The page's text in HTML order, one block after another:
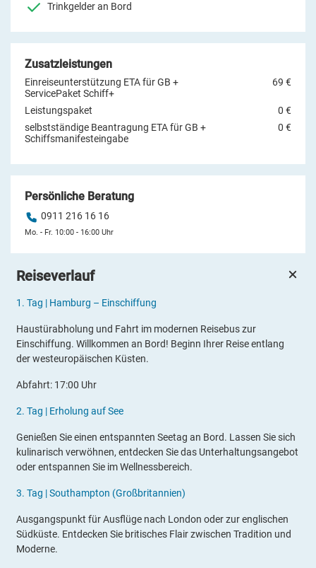
Reiseverlauf
1. Tag | Hamburg – Einschiffung
Haustürabholung und Fahrt im modernen Reisebus zur
Einschiffung. Willkommen an Bord! Beginn Ihrer Reise entlang
der westeuropäischen Küsten.
Abfahrt: 17:00 Uhr
2. Tag | Erholung auf See
Genießen Sie einen entspannten Seetag an Bord. Lassen Sie sich
kulinarisch verwöhnen, entdecken Sie das Unterhaltungsangebot
oder entspannen Sie im Wellnessbereich.
3. Tag |Southampton (Großbritannien)
Ausgangspunkt für Ausflüge nach London oder zur englischen
Südküste. Entdecken Sie britisches Flair zwischen Tradition und
Moderne.
Trinkgelder an Bord
Zusatzleistungen
Einreiseunterstützung ETA für GB +
ServicePaket Schiff+
69 €
Leistungspaket
0 €
selbstständige Beantragung ETA für GB +
Schiffsmanifesteingabe
0 €
Persönliche Beratung
0911 216 16 16
Mo. - Fr. 10:00 - 16:00 Uhr